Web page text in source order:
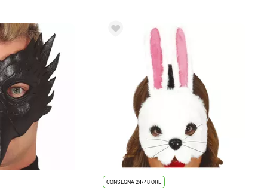
CONSEGNA 24/48 ORE